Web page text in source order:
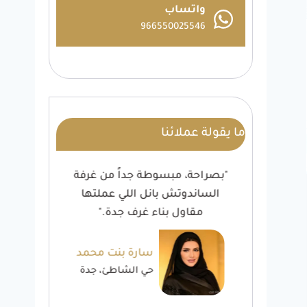
واتساب
966550025546
ما يقولة عملائنا
"بصراحة، مبسوطة جداً من غرفة
الساندوتش بانل اللي عملتها
مقاول بناء غرف جدة."
سارة بنت محمد
حي الشاطئ، جدة